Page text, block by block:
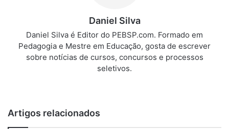
Daniel Silva
Daniel Silva é Editor do PEBSP.com. Formado em
Pedagogia e Mestre em Educação, gosta de escrever
sobre notícias de cursos, concursos e processos
seletivos.
Artigos relacionados